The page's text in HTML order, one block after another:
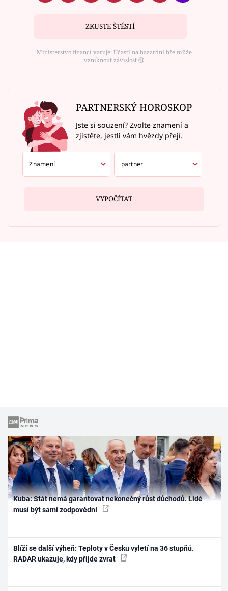
ZKUSTE ŠTĚSTÍ
Ministerstvo financí varuje: Účastí na hazardní hře může
vzniknout závislost ⑱
PARTNERSKÝ HOROSKOP
Jste si souzení? Zvolte znamení a
zjistěte, jestli vám hvězdy přejí.
VYPOČÍTAT
Kuba: Stát nemá garantovat nekonečný růst důchodů. Lidé
musí být sami zodpovědní
Blíží se další výheň: Teploty v Česku vyletí na 36 stupňů.
RADAR ukazuje, kdy přijde zvrat